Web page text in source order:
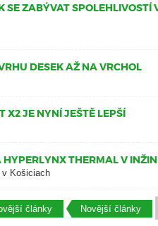
SE ZABÝVAT SPOLEHLIVOSTÍ
DESEK AŽ NA VRCHOL
X2 JE NYNÍ JEŠTĚ LEPŠÍ
THERMAL V
v Košiciach
články Novější články